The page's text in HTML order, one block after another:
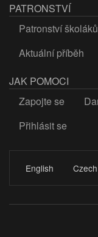
PATRONSTVÍ
Patronství školáků
Aktuální příběh
JAK POMOCI
Zapojte se
LOGIN
Přihlásit se
English Czech